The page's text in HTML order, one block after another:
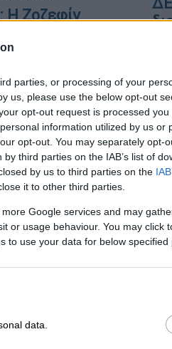
parties, or processing of your
us, please use the below opt-out
opt-out request is processed you
information utilized by us or
opt-out. You may separately opt-
third parties on the IAB’s list of
by us to third parties on the
it to other third parties.
Google services and may
or usage behaviour. You may click
to use your data for below specified
data.
Η Ζοζεφίν
την Ελλάδα
12:44
Σε προχωρημένες
να
Κύπρο
στη Βιέννη